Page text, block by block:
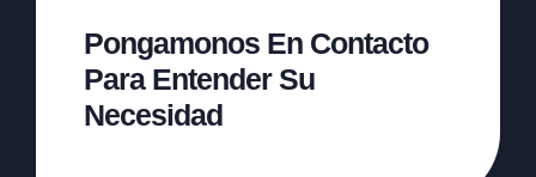
Pongamonos En Contacto
Para Entender Su
Necesidad